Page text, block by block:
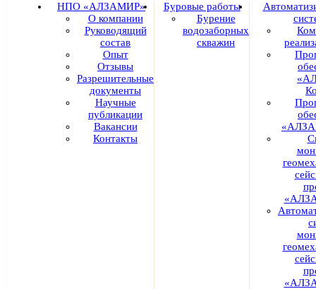
НПО «АЛЗАМИР»
О компании
Руководящий
состав
Опыт
Отзывы
Разрешительные
документы
Научные
публикации
Вакансии
Контакты
Буровые работы
Бурение
водозаборных
скважин